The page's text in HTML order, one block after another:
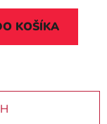
KOŠÍKA